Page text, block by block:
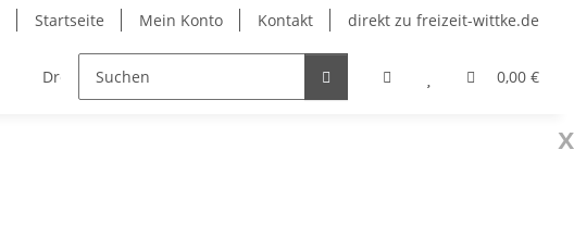
Startseite Mein Konto Kontakt direkt zu freizeit-wittke.de
0,00 €
Drehkonsolen Heizungen für Ihren
x